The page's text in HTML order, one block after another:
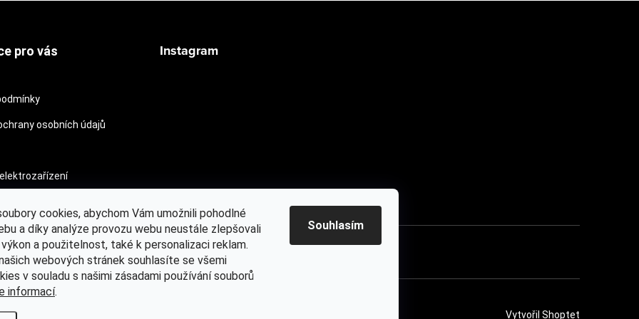
cookies, abychom Vám umožnili pohodlné
a díky analýze provozu webu neustále zlepšovali
a použitelnost, také k personalizaci reklam.
webových stránek souhlasíte se všemi
v souladu s našimi zásadami používání souborů
informací.
Souhlasím
pro vás
osobních údajů
Instagram
oficiální web MYONE s.r.o. Kontaktujte nás
Vytvořil Shoptet
vyhrazena.